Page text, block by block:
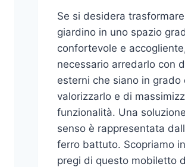
Se si desidera
giardino in uno spazio
confortevole e
necessario arredarlo con
esterni che siano in grado
valorizzarlo e di
funzionalità. Una
senso è rappresentata
ferro battuto. Scopriamo
pregi di questo mobiletto